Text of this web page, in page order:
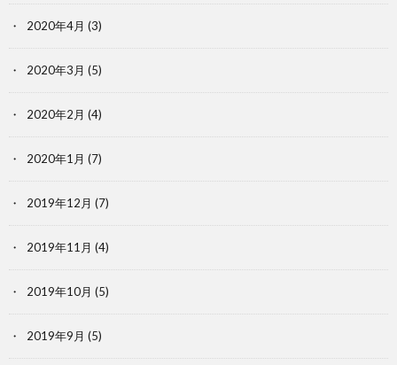
2020年4月 (3)
2020年3月 (5)
2020年2月 (4)
2020年1月 (7)
2019年12月 (7)
2019年11月 (4)
2019年10月 (5)
2019年9月 (5)